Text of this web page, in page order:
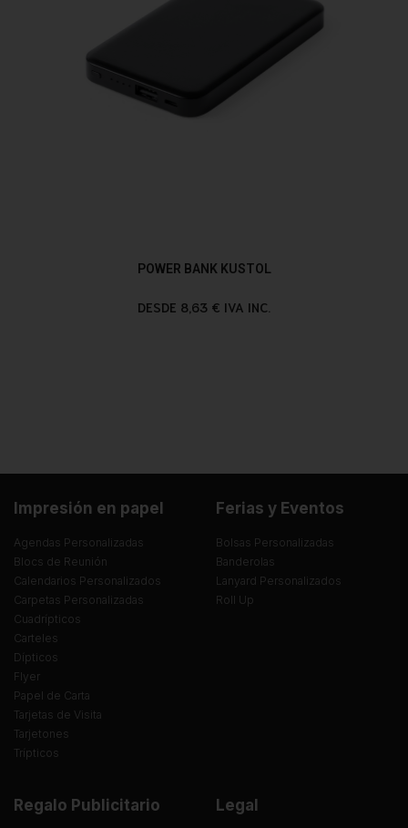
POWER BANK KUSTOL
DESDE 8,63 € IVA INC.
Impresión en papel
Agendas Personalizadas
Blocs de Reunión
Calendarios Personalizados
Carpetas Personalizadas
Cuadrípticos
Carteles
Dípticos
Flyer
Papel de Carta
Tarjetas de Visita
Tarjetones
Trípticos
Ferias y Eventos
Bolsas Personalizadas
Banderolas
Lanyard Personalizados
Roll Up
Regalo Publicitario Legal